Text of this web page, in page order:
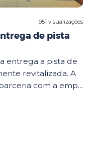
951 visualizações
de pista
entrega a pista de
revitalizada. A
com a emp...